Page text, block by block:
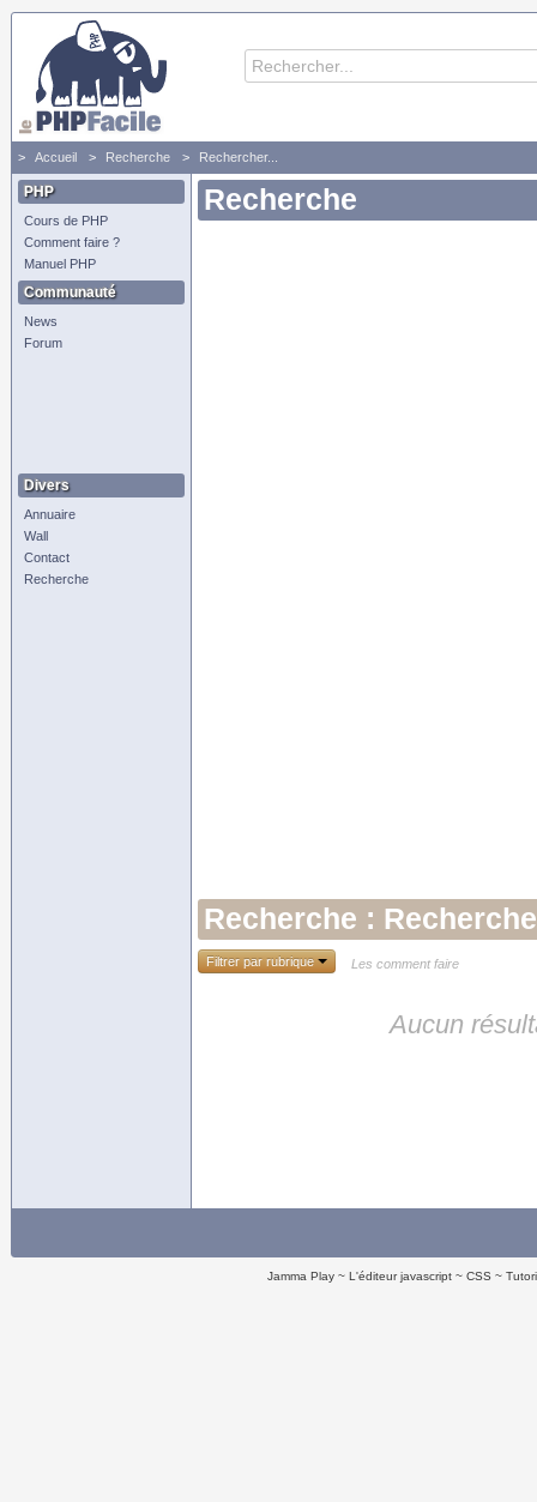
Accueil Recherche Rechercher...
PHP
Cours de PHP
Comment faire ?
Manuel PHP
Communauté
News
Forum
Divers
Annuaire
Wall
Contact
Recherche
Recherche
Recherche :
Filtrer par rubrique Les comment faire
Aucun
Jamma Play L'éditeur javascript CSS